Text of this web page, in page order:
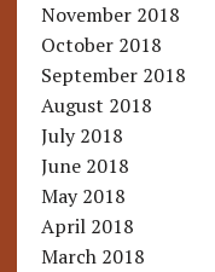
November 2018
October 2018
September 2018
August 2018
July 2018
June 2018
May 2018
April 2018
March 2018